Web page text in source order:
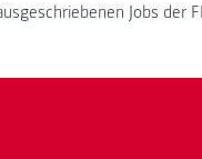
Jobs der